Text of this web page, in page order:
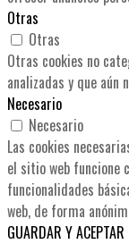
Otras
Otras
Otras cookies no
analizadas y que
Necesario
Necesario
Las cookies
el sitio web funcione
funcionalidades
web, de forma
GUARDAR Y ACEPTAR